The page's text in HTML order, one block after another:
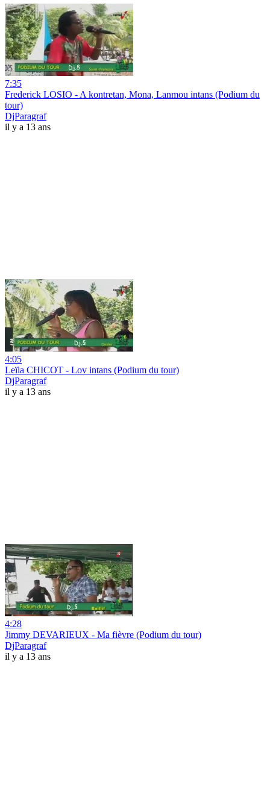
7:35
Frederick LOSIO - A kontretan, Mona, Lanmou intans (Podium du
tour)
DjParagraf
il y a 13 ans
4:05
Leïla CHICOT - Lov intans (Podium du tour)
DjParagraf
il y a 13 ans
4:28
Jimmy DEVARIEUX - Ma fièvre (Podium du tour)
DjParagraf
il y a 13 ans